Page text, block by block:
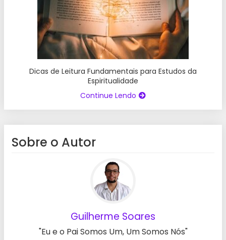
Dicas de Leitura Fundamentais para Estudos da
Espiritualidade
Continue Lendo
Sobre o Autor
Guilherme Soares
"Eu e o Pai Somos Um, Um Somos Nós"